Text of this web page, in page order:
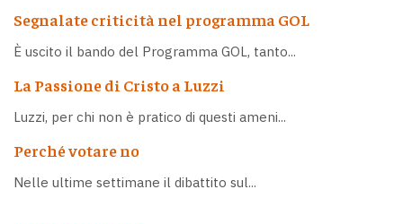
Segnalate criticità nel programma GOL
È uscito il bando del Programma GOL, tanto...
La Passione di Cristo a Luzzi
Luzzi, per chi non è pratico di questi ameni...
Perché votare no
Nelle ultime settimane il dibattito sul...